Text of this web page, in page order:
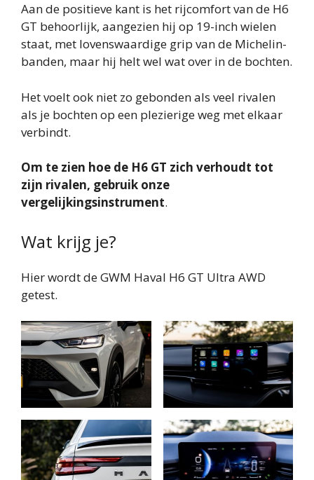
Aan de positieve kant is het rijcomfort van de H6
GT behoorlijk, aangezien hij op 19-inch wielen
staat, met lovenswaardige grip van de Michelin-
banden, maar hij helt wel wat over in de bochten.
Het voelt ook niet zo gebonden als veel rivalen
als je bochten op een plezierige weg met elkaar
verbindt.
Om te zien hoe de H6 GT zich verhoudt tot
zijn rivalen, gebruik onze
vergelijkingsinstrument.
Wat krijg je?
Hier wordt de GWM Haval H6 GT Ultra AWD
getest.